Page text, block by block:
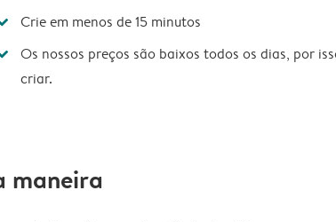
Crie em menos de 15 minutos
Os nossos preços são baixos todos os dias, por
criar.
maneira